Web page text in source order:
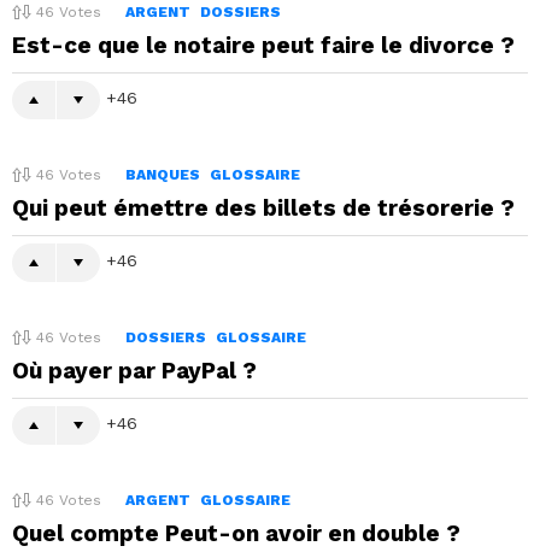
46 Votes ARGENT DOSSIERS
Est-ce que le notaire peut faire le divorce ?
46
46 Votes BANQUES GLOSSAIRE
Qui peut émettre des billets de trésorerie ?
46
46 Votes DOSSIERS GLOSSAIRE
Où payer par PayPal ?
46
46 Votes ARGENT GLOSSAIRE
Quel compte Peut-on avoir en double ?